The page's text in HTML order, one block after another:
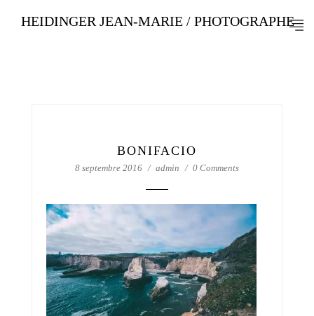
HEIDINGER JEAN-MARIE / PHOTOGRAPHE
BONIFACIO
8 septembre 2016 admin 0 Comments